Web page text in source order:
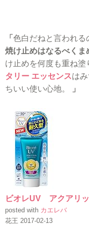
「 色白だねと言われる
焼け止めはなるべくま
け止めを何度も重ね塗
タリー エッセンスは
ちいい使い心地。
」
ビオレUV アクアリ
posted with カエレバ
花王 2017-02-13